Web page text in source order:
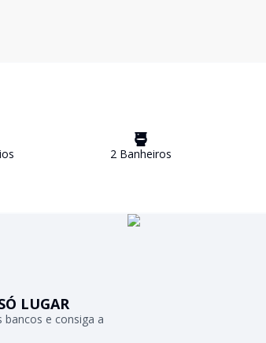
s 2 Banheiros
LUGAR
e consiga a